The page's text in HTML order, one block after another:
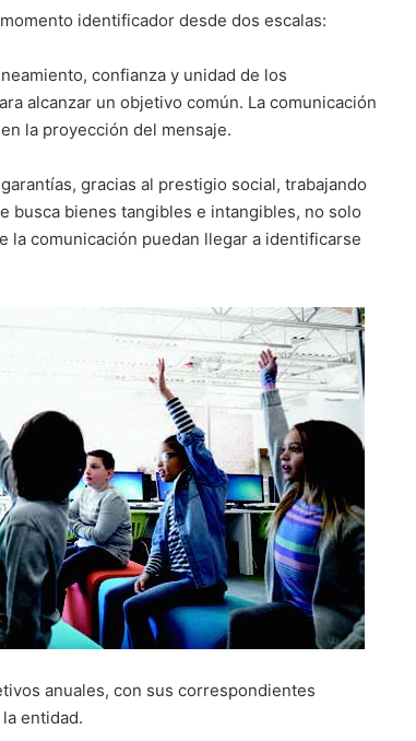
identificador desde dos escalas:
confianza y unidad de los
alcanzar un objetivo común. La comunicación
la proyección del mensaje.
gracias al prestigio social, trabajando
busca bienes tangibles e intangibles, no solo
la comunicación puedan llegar a identificarse
anuales, con sus correspondientes
entidad.